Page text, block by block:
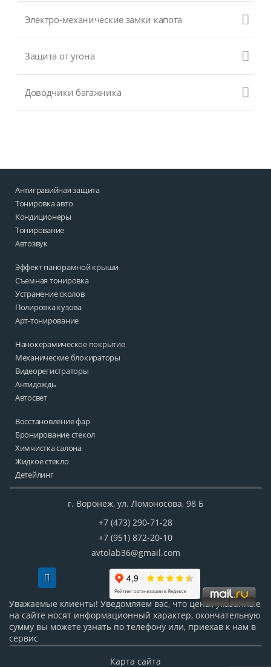
Электро-механические замки капота
Защита от угона
Доводчики багажника
Антигравийная защита
Тонировка авто
Кондиционеры
Тонирование
Автозвук
Эффект панорамной крыши
Съемная тонировка
Устранение сколов
Полировка кузова
Арт-тонирование
Нанокерамическое покрытие
Механические блокираторы
Видеорегистраторы
Антидождь
Автосвет
Восстановление фар
Бронирование стекол
Химчистка салона
Жидкое стекло
Детейлинг
г. Воронеж, ул. Ломоносова, 98 Б
+7 (473) 290-71-28
+7 (951) 872-20-10
avtolab36@gmail.com
Уважаемые клиенты! Уведомляем вас, что цены, указанные
на сайте носят информационный характер, окончательную
сумму вы можете узнать по телефону или, приехав к нам в
сервис
Карта сайта